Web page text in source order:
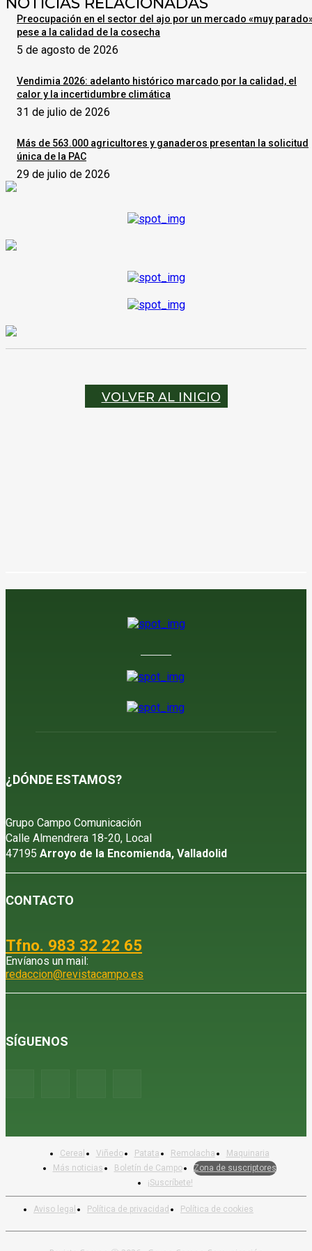
Preocupación en el sector del ajo por un mercado «muy
pese a la calidad de la cosecha
5 de agosto de 2026
Vendimia 2026: adelanto histórico marcado por la calidad, el
calor y la incertidumbre climática
31 de julio de 2026
Más de 563.000 agricultores y ganaderos presentan la solicitud
única de la PAC
29 de julio de 2026
VOLVER AL INICIO
¿DÓNDE ESTAMOS?
Grupo Campo Comunicación
Calle Almendrera 18-20, Local
47195 Arroyo de la Encomienda, Valladolid
CONTACTO
Tfno. 983 32 22 65
Envíanos un mail:
redaccion@revistacampo.es
SÍGUENOS
Aviso legal Política de privacidad Política de cookies
Cereal Viñedo Patata Remolacha
Maquinaria
Más noticias
Boletín de Campo
Zona de suscriptores
¡Suscríbete!